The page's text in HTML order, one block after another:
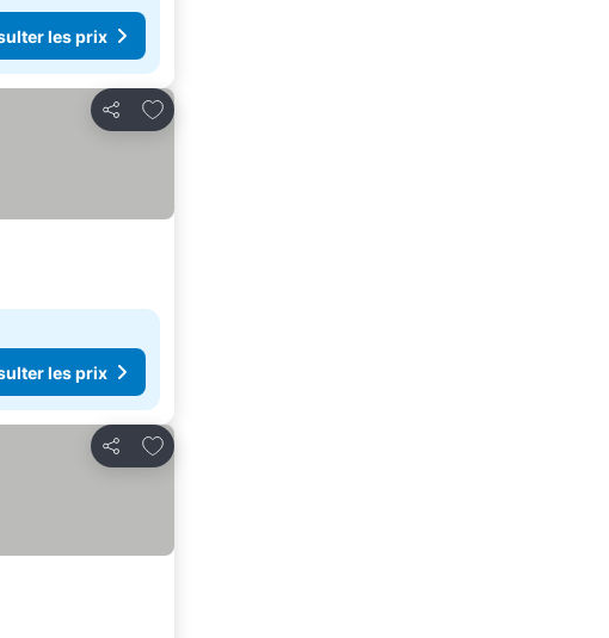
les prix
Partager
Ajouter à mes favoris
les prix
Partager
Ajouter à mes favoris